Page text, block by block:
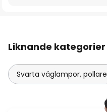
Liknande kategorier
Svarta väglampor, pollare